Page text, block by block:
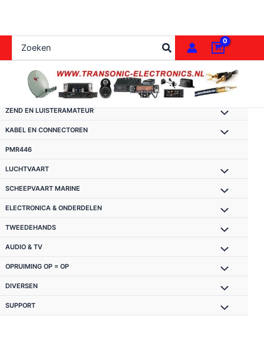
de
inhoud
naar:
ZEND EN LUISTERAMATEUR
KABEL EN CONNECTOREN
PMR446
LUCHTVAART
SCHEEPVAART MARINE
ELECTRONICA & ONDERDELEN
TWEEDEHANDS
AUDIO & TV
OPRUIMING OP = OP
DIVERSEN
SUPPORT